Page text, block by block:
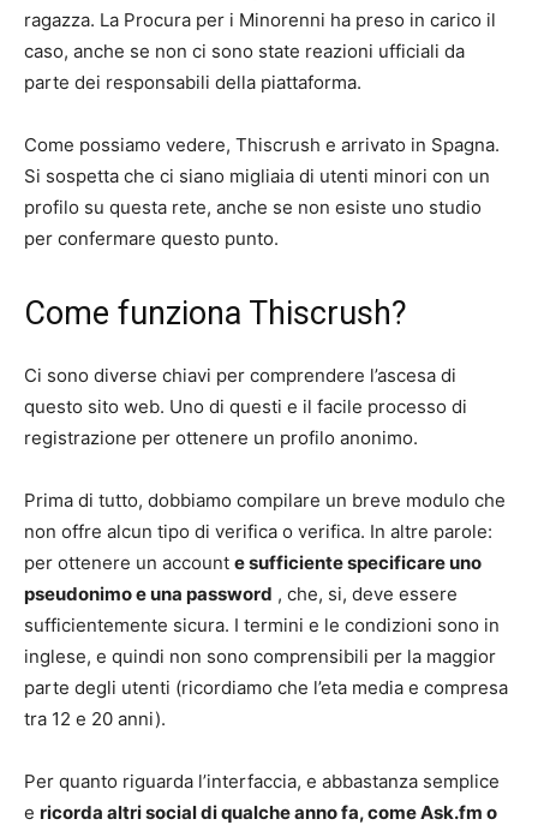
ragazza. La Procura per i Minorenni ha preso in carico il
caso, anche se non ci sono state reazioni ufficiali da
parte dei responsabili della piattaforma.
Come possiamo vedere, Thiscrush e arrivato in Spagna.
Si sospetta che ci siano migliaia di utenti minori con un
profilo su questa rete, anche se non esiste uno studio
per confermare questo punto.
Come funziona Thiscrush?
Ci sono diverse chiavi per comprendere l’ascesa di
questo sito web. Uno di questi e il facile processo di
registrazione per ottenere un profilo anonimo.
Prima di tutto, dobbiamo compilare un breve modulo che
non offre alcun tipo di verifica o verifica. In altre parole:
per ottenere un account esufficiente specificare uno
pseudonimo e una password , che, si, deve essere
sufficientemente sicura. I termini e le condizioni sono in
inglese, e quindi non sono comprensibili per la maggior
parte degli utenti (ricordiamo che l’eta media e compresa
tra 12 e 20 anni).
Per quanto riguarda l’interfaccia, e abbastanza semplice
e ricorda altri social di qualche anno fa, come Ask.fm o